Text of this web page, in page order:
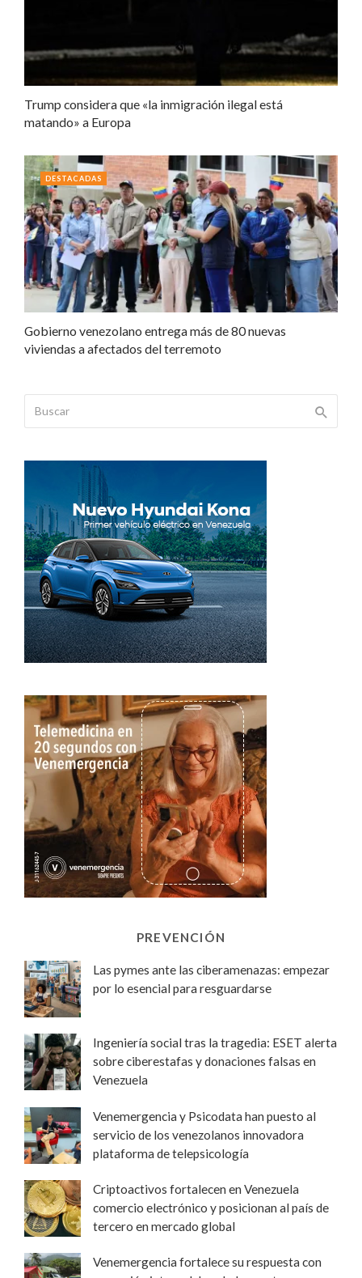
Trump considera que «la inmigración ilegal está
matando» a Europa
Gobierno venezolano entrega más de 80 nuevas
viviendas a afectados del terremoto
DESTACADAS
PREVENCIÓN
Las pymes ante las ciberamenazas: empezar
por lo esencial para resguardarse
Ingeniería social tras la tragedia: ESET alerta
sobre ciberestafas y donaciones falsas en
Venezuela
Venemergencia y Psicodata han puesto al
servicio de los venezolanos innovadora
plataforma de telepsicología
Criptoactivos fortalecen en Venezuela
comercio electrónico y posicionan al país de
tercero en mercado global
Venemergencia fortalece su respuesta con